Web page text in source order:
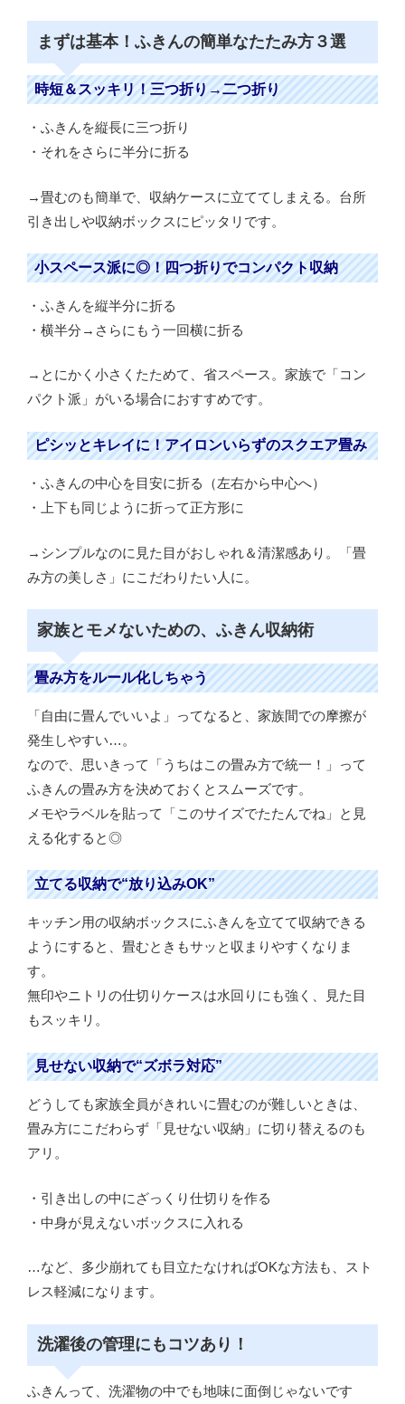
まずは基本！ふきんの簡単なたたみ方３選
時短＆スッキリ！三つ折り→二つ折り
・ふきんを縦長に三つ折り
・それをさらに半分に折る
→畳むのも簡単で、収納ケースに立ててしまえる。台所
引き出しや収納ボックスにピッタリです。
小スペース派に◎！四つ折りでコンパクト収納
・ふきんを縦半分に折る
・横半分→さらにもう一回横に折る
→とにかく小さくたためて、省スペース。家族で「コン
パクト派」がいる場合におすすめです。
ピシッとキレイに！アイロンいらずのスクエア畳み
・ふきんの中心を目安に折る（左右から中心へ）
・上下も同じように折って正方形に
→シンプルなのに見た目がおしゃれ＆清潔感あり。「畳
み方の美しさ」にこだわりたい人に。
家族とモメないための、ふきん収納術
畳み方をルール化しちゃう
「自由に畳んでいいよ」ってなると、家族間での摩擦が
発生しやすい…。
なので、思いきって「うちはこの畳み方で統一！」って
ふきんの畳み方を決めておくとスムーズです。
メモやラベルを貼って「このサイズでたたんでね」と見
える化すると◎
立てる収納で“放り込みOK”
キッチン用の収納ボックスにふきんを立てて収納できる
ようにすると、畳むときもサッと収まりやすくなりま
す。
無印やニトリの仕切りケースは水回りにも強く、見た目
もスッキリ。
見せない収納で“ズボラ対応”
どうしても家族全員がきれいに畳むのが難しいときは、
畳み方にこだわらず「見せない収納」に切り替えるのも
アリ。
・引き出しの中にざっくり仕切りを作る
・中身が見えないボックスに入れる
…など、多少崩れても目立たなければOKな方法も、スト
レス軽減になります。
洗濯後の管理にもコツあり！
ふきんって、洗濯物の中でも地味に面倒じゃないです